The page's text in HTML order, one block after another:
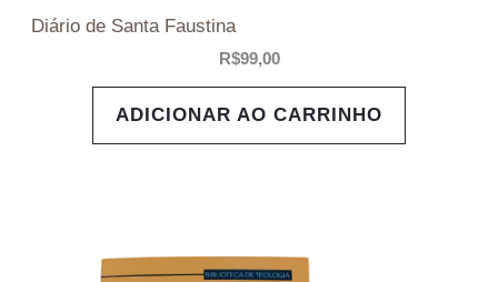
Diário de Santa Faustina
R$99,00
ADICIONAR AO CARRINHO